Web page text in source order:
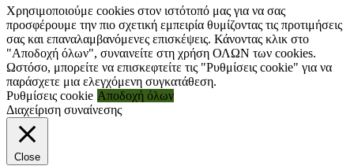
Χρησιμοποιούμε cookies στον ιστότοπό μας για να σας
προσφέρουμε την πιο σχετική εμπειρία θυμίζοντας τις προτιμήσεις
σας και επαναλαμβανόμενες επισκέψεις. Κάνοντας κλικ στο
"Αποδοχή όλων", συναινείτε στη χρήση ΟΛΩΝ των cookies.
Ωστόσο, μπορείτε να επισκεφτείτε τις "Ρυθμίσεις cookie" για να
παράσχετε μια ελεγχόμενη συγκατάθεση.
Ρυθμίσεις cookie Αποδοχή όλων
Διαχείριση συναίνεσης
Close